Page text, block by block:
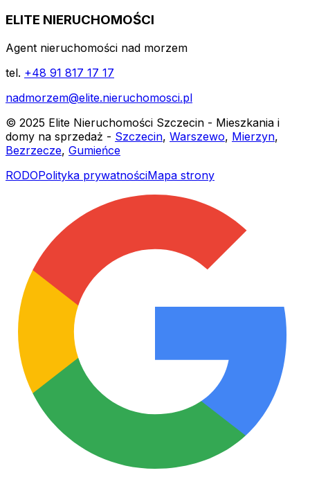
ELITE NIERUCHOMOŚCI
Agent nieruchomości nad morzem
tel. +48 91 817 17 17
nadmorzem@elite.nieruchomosci.pl
© 2025 Elite Nieruchomości Szczecin - Mieszkania i
domy na sprzedaż - Szczecin, Warszewo, Mierzyn,
Bezrzecze, Gumieńce
RODOPolityka prywatnościMapa strony